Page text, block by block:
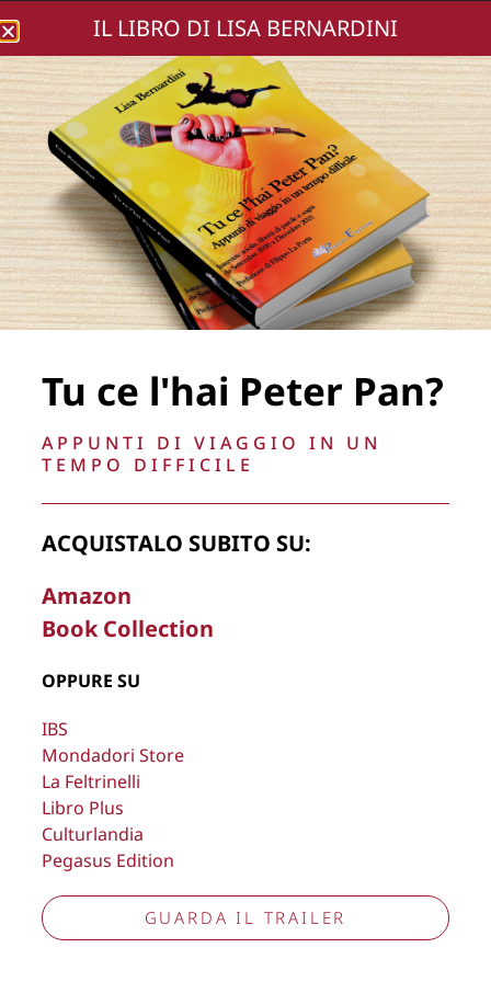
Lisa Bernardini
DSC02472-245
rimuovere, oscurare, modificare, immagini e testi del sito, a
propria discrezione.
Cookie PolicyPrivacy Policy
IL LIBRO DI LISA BERNARDINI
Tu ce l'hai Peter Pan?
APPUNTI DI VIAGGIO IN UN
TEMPO DIFFICILE
ACQUISTALO SUBITO SU:
Amazon
Book Collection
OPPURE SU
IBS
Mondadori Store
La Feltrinelli
Libro Plus
Culturlandia
Pegasus Edition
GUARDA IL TRAILER